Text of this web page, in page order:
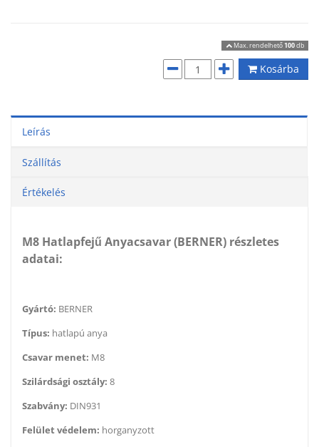
Max. rendelhető100db
Kosárba
Leírás
Szállítás
Értékelés
M8 Hatlapfejű Anyacsavar (BERNER) részletes
adatai:
Gyártó: BERNER
Típus: hatlapú anya
Csavar menet: M8
Szilárdsági osztály: 8
Szabvány: DIN931
Felület védelem: horganyzott